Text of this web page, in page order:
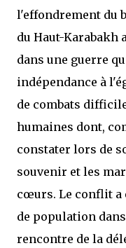
l'effondrement du
du Haut-Karabakh
dans une guerre
indépendance à
de combats
humaines dont,
constater lors de
souvenir et les
cœurs. Le conflit a
de population
rencontre de la